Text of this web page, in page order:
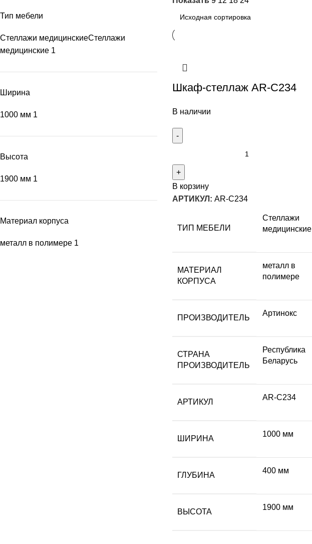
Тип мебели
Стеллажи медицинскиеСтеллажи
медицинские 1
Ширина
1000 мм 1
Высота
1900 мм 1
Материал корпуса
металл в полимере 1
Шкаф-стеллаж AR-C234
В наличии
В корзину
АРТИКУЛ: AR-C234
ТИП МЕБЕЛИ
Стеллажи
медицинские
МАТЕРИАЛ
КОРПУСА
металл в
полимере
ПРОИЗВОДИТЕЛЬ
Артинокс
СТРАНА
ПРОИЗВОДИТЕЛЬ
Республика
Беларусь
АРТИКУЛ
AR-C234
ШИРИНА
1000 мм
ГЛУБИНА
400 мм
ВЫСОТА
1900 мм